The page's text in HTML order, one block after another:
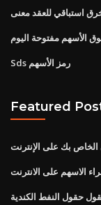
استباقي للعقد معنى
Sds رمز الأسهم
Featured
بك على الإنترنت
حقول النفط الكندية